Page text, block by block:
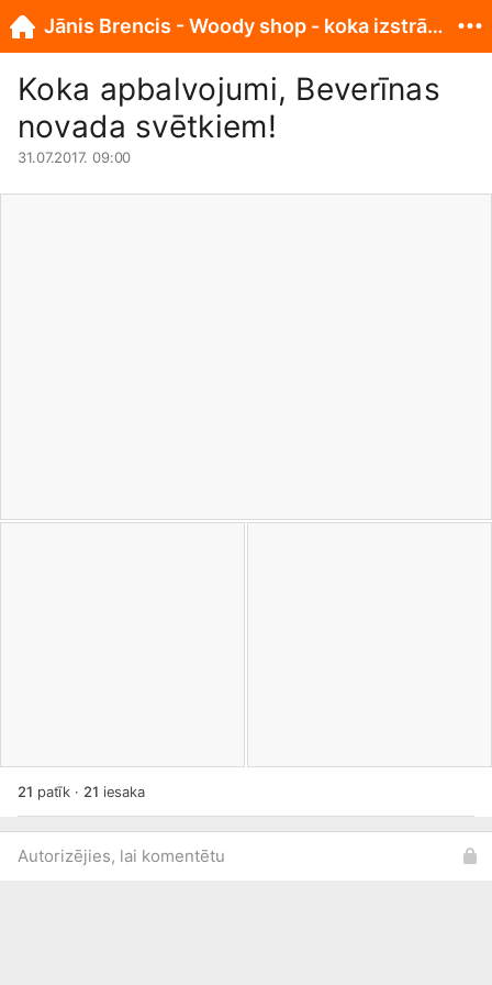
Koka apbalvojumi, Beverīnas
novada svētkiem!
31.07.2017. 09:00
21 patīk · 21 iesaka
Autorizējies, lai komentētu
Jānis Brencis - Woody shop - koka izstrādājumi